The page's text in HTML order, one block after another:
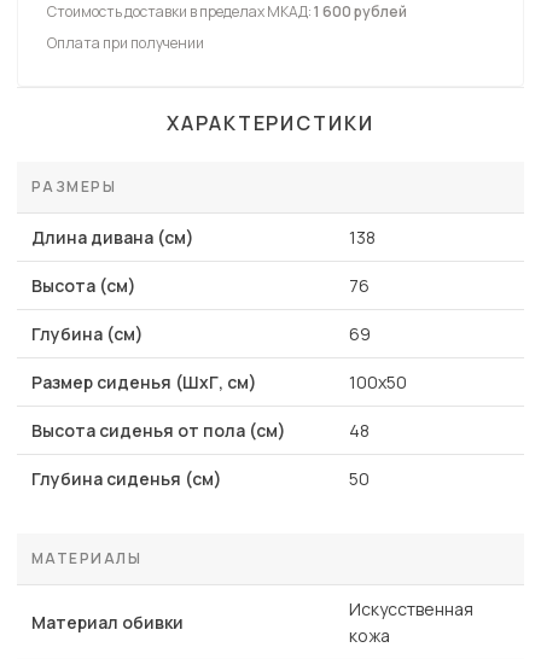
Стоимость доставки в пределах МКАД:1 600 рублей
Оплата при получении
ХАРАКТЕРИСТИКИ
РАЗМЕРЫ
Длина дивана (см) 138
Высота (см) 76
Глубина (см) 69
Размер сиденья (ШхГ, см) 100х50
Высота сиденья от пола (см) 48
Глубина сиденья (см) 50
МАТЕРИАЛЫ
Материал обивки
Искусственная
кожа